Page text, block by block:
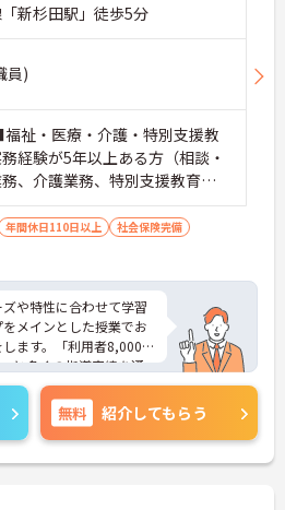
新杉田駅」徒歩5分
員)
福祉・医療・介護・特別支援教
経験が5年以上ある方（相談・
、介護業務、特別支援教育な
達支援管理責任者研修受講者
年間休日110日以上
社会保険完備
や特性に合わせて学習
メインとした授業でお
ます。「利用者8,000
と多くの指導実績を通
満足度の高いサービス
分野でのスキル向上も
日前後とプライベート
問い合わせ下さい。さ
無料 紹介してもらう